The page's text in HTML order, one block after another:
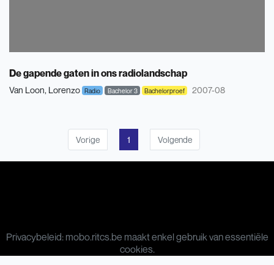
De gapende gaten in ons radiolandschap
Van Loon, Lorenzo Radio Bachelor 3 Bachelorproef 2007-08
Vorige 1 Volgende
Privacybeleid: mobo.ritcs.be maakt enkel gebruik van essentiële
cookies.